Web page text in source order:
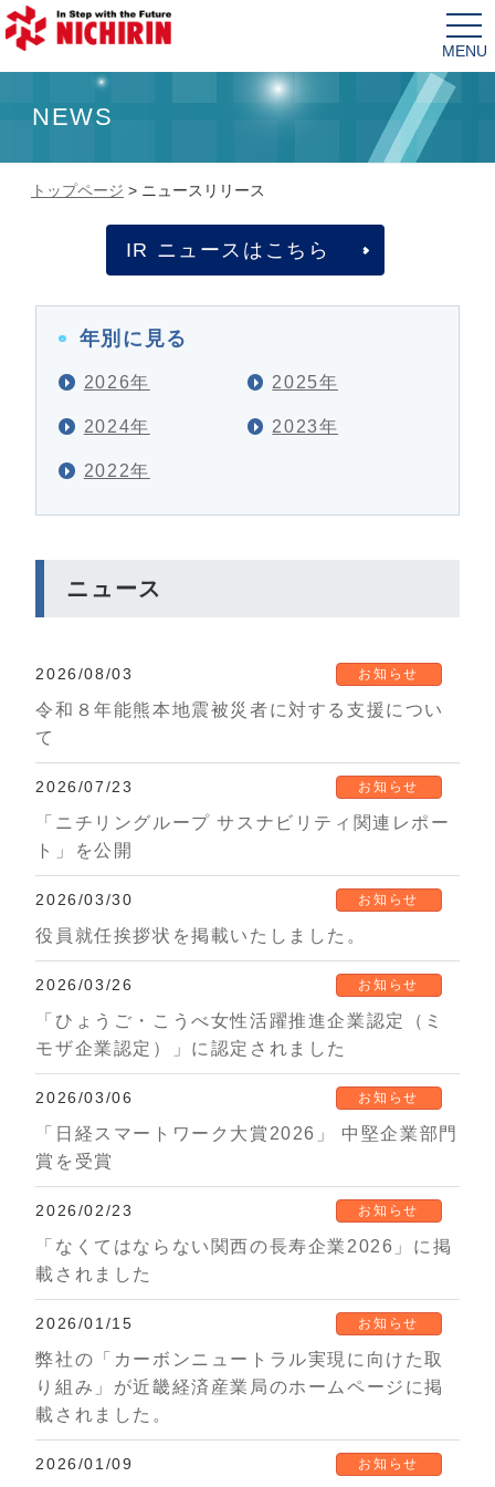
NEWS
トップページ > ニュースリリース
IR ニュースはこちら
年別に見る
2026年 2025年
2024年 2023年
2022年
ニュース
2026/08/03 お知らせ
令和８年能熊本地震被災者に対する支援につい
て
2026/07/23 お知らせ
「ニチリングループ サスナビリティ関連レポー
ト」を公開
2026/03/30 お知らせ
役員就任挨拶状を掲載いたしました。
2026/03/26 お知らせ
「ひょうご・こうべ女性活躍推進企業認定（ミ
モザ企業認定）」に認定されました
2026/03/06 お知らせ
「日経スマートワーク大賞2026」 中堅企業部門
賞を受賞
2026/02/23 お知らせ
「なくてはならない関西の長寿企業2026」に掲
載されました
2026/01/15 お知らせ
弊社の「カーボンニュートラル実現に向けた取
り組み」が近畿経済産業局のホームページに掲
載されました。
2026/01/09 お知らせ